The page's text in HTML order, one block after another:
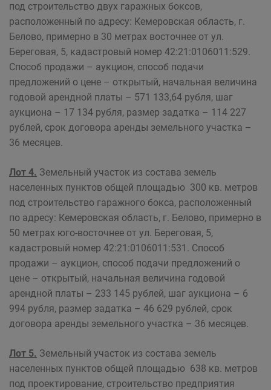
под строительство двух гаражных боксов,
расположенный по адресу: Кемеровская область, г.
Белово, примерно в 30 метрах восточнее от ул.
Береговая, 5, кадастровый номер 42:21:0106011:529.
Способ продажи – аукцион, способ подачи
предложений о цене – открытый, начальная величина
годовой арендной платы – 571 133,64 рубля, шаг
аукциона – 17 134 рубля, размер задатка – 114 227
рублей, срок договора аренды земельного участка –
36 месяцев.
Лот 4. Земельный участок из состава земель
населенных пунктов общей площадью 300 кв. метров
под строительство гаражного бокса, расположенный
по адресу: Кемеровская область, г. Белово, примерно в
50 метрах юго-восточнее от ул. Береговая, 5,
кадастровый номер 42:21:0106011:531. Способ
продажи – аукцион, способ подачи предложений о
цене – открытый, начальная величина годовой
арендной платы – 233 145 рублей, шаг аукциона – 6
994 рубля, размер задатка – 46 629 рублей, срок
договора аренды земельного участка – 36 месяцев.
Лот 5. Земельный участок из состава земель
населенных пунктов общей площадью 638 кв. метров
под проектирование, строительство предприятия